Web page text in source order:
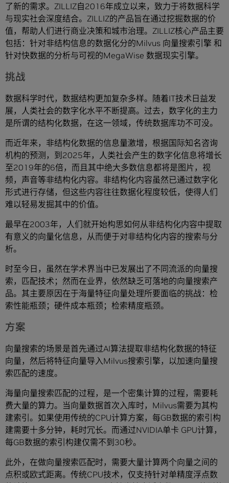
了新的需求。ZILLIZ自2016年成立以来，致力于将数据科学
与现实社会深度结合。ZILLIZ的产品旨在通过挖掘数据的价
值，帮助人们进行商业决策和城市治理。ZILLIZ核心产品主要
包括：针对非结构信息的数据化分的Milvus 向量搜索引擎 和
针对快数据的分析与可视的MegaWise 数据现实引擎。
挑战
数据科学时代，数据结构更加复杂多样。随着IT技术日益发
展，人类社会的数字化水平不断提高。过去，数字化的主力
是所谓的结构化数据，在这一领域，传统数据库功不可没。
而近年来，非结构化数据的信息量激增，根据国际知名咨询
机构的预测，到2025年，人类社会产生的数字化信息将增长
至2019年的6倍，而且其中绝大多数信息都将是图片，视
频，声音等非结构化内容。非结构化内容虽然已通过数字化
形式进行存储，但这些内容往往数据化程度较低，使得人们
难以轻易发掘其中的价值。
最早在2003年，人们就开始构思如何从非结构化内容中提取
有意义的向量化信息，从而便于对非结构化内容的搜索与分
析。
时至今日，虽然在学术界当中已发展出了不同流派的向量搜
索，匹配技术；然而在业界，依然缺乏可落地的向量搜索产
品。其主要原因在于海量特征向量处理所要面临的挑战：检
索性能瓶颈；硬件成本瓶颈；检索精度瓶颈。
方案
向量搜索的场景是首先通过AI算法提取非结构化数据的特征
向量，然后将特征向量导入Milvus搜索引擎，以加速向量搜
索匹配的速度。
海量向量搜索匹配的过程，是一个密集计算的过程，需要耗
费大量的算力。当向量数据首次入库时，Milvus需要为其构
建索引。如果使用传统的CPU计算方案，每GB数据的索引构
建需要十多分钟，耗时冗长。而通过NVIDIA单卡 GPU计算，
每GB数据的索引构建仅需不到30秒。
此外，在做向量搜索匹配时，需要大量计算两个向量之间的
点积或欧式距离。传统CPU技术，仅支持针对单精度浮点数